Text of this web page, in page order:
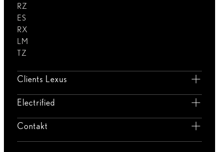
RZ
ES
RX
LM
TZ
Clients Lexus
Electrified
Contakt